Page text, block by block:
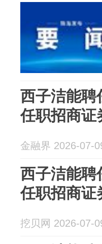
西子洁能聘
任职招商证
金融界 2026-07-
西子洁能聘
任职招商证
挖贝网 2026-07-